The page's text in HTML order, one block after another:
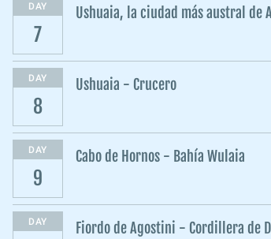
DAY
7
Ushuaia, la ciudad más austral de
DAY
8
Ushuaia - Crucero
DAY
9
Cabo de Hornos - Bahía Wulaia
DAY Fiordo de Agostini - Cordillera de